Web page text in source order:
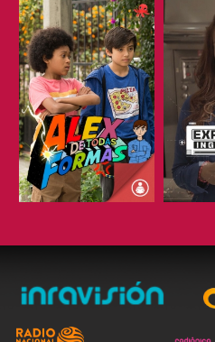
ESCUCHAR